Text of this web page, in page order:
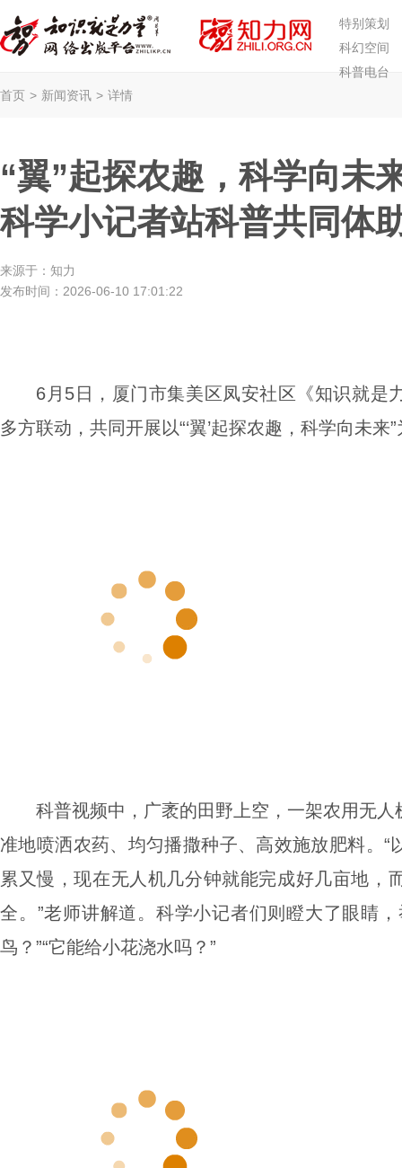
特别策划
科幻空间
科普电台
首页 > 新闻资讯 > 详情
“翼”起探农趣，科学向未
科学小记者站科普共同体
来源于： 知力
发布时间： 2026-06-10 17:01:22
6月5日，厦门市集美区凤安社区《知识就是
多方联动，共同开展以“‘翼’起探农趣，科学向未
科普视频中，广袤的田野上空，一架农用无
准地喷洒农药、均匀播撒种子、高效施放肥料。“
累又慢，现在无人机几分钟就能完成好几亩地，
全。”老师讲解道。科学小记者们则瞪大了眼睛
鸟？”“它能给小花浇水吗？”